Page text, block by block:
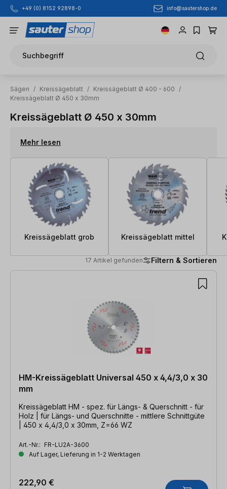
Zum Hauptinhalt springen
+49 (0) 8152 92898-0 info@sautershop.de
Suchbegriff
Sägen / Kreissägeblatt / Kreissägeblatt Ø 400 - 600
/
Kreissägeblatt Ø 450 x 30mm
Kreissägeblatt Ø 450 x 30mm
Mehr lesen
Kreissägeblatt grob Kreissägeblatt mittel
17 Artikel gefunden Filtern & Sortieren
17 Artikel gefunden
HM-Kreissägeblatt Universal 450 x 4,4/3,0 x 30
mm
Kreissägeblatt HM - spez. für Längs- & Querschnitt - für
Holz | für Längs- und Querschnitte - mittlere Schnittgüte
| 450 x 4,4/3,0 x 30mm, Z=66 WZ
Art.-Nr.: FR-LU2A-3600
Auf Lager, Lieferung in 1-2 Werktagen
222,90 €